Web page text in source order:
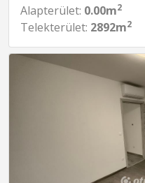
Alapterület: 0.00m2
Telekterület: 2892m2